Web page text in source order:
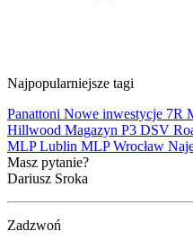
Najpopularniejsze tagi
Panattoni Nowe inwestycje 7R
Hillwood Magazyn P3 DSV
MLP Lublin MLP Wrocław
Masz pytanie?
Dariusz Sroka
Zadzwoń